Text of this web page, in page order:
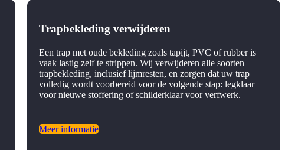
Trapbekleding verwijderen
Een trap met oude bekleding zoals tapijt, PVC of rubber is
vaak lastig zelf te strippen. Wij verwijderen alle soorten
trapbekleding, inclusief lijmresten, en zorgen dat uw trap
volledig wordt voorbereid voor de volgende stap: legklaar
voor nieuwe stoffering of schilderklaar voor verfwerk.
Meer informatie